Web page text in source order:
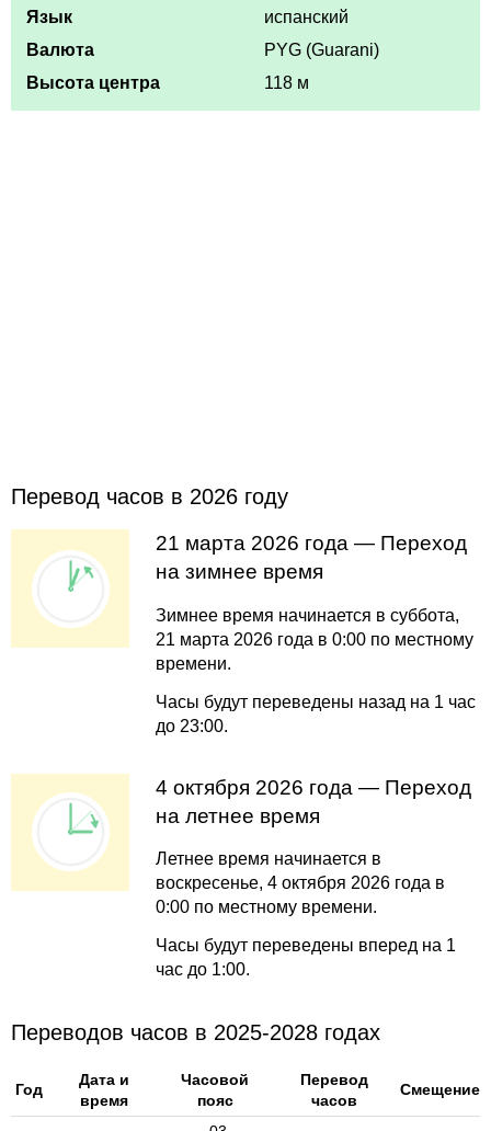
Язык
испанский
Валюта
PYG (Guarani)
Высота центра
118 м
Перевод часов в 2026 году
21 марта 2026 года — Переход
на зимнее время
Зимнее время начинается в суббота,
21 марта 2026 года в 0:00 по местному
времени.
Часы будут переведены назад на 1 час
до 23:00.
4 октября 2026 года — Переход
на летнее время
Летнее время начинается в
воскресенье, 4 октября 2026 года в
0:00 по местному времени.
Часы будут переведены вперед на 1
час до 1:00.
Переводов часов в 2025-2028 годах
Год
Дата и
время
Часовой
пояс
Перевод
часов
Смещение